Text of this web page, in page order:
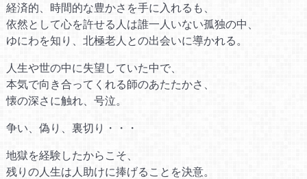
経済的、時間的な豊かさを手に入れるも、
依然として心を許せる人は誰一人いない孤独の中、
ゆにわを知り、北極老人との出会いに導かれる。
人生や世の中に失望していた中で、
本気で向き合ってくれる師のあたたかさ、
懐の深さに触れ、号泣。
争い、偽り、裏切り・・・
地獄を経験したからこそ、
残りの人生は人助けに捧げることを決意。